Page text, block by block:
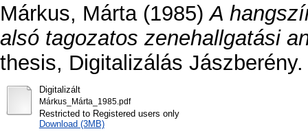
Márkus, Márta(1985)A
alsó tagozatos zenehallgatási
thesis, Digitalizálás Jászberény.
Digitalizált
Márkus_Márta_1985.pdf
Restricted to Registered users only
Download (3MB)